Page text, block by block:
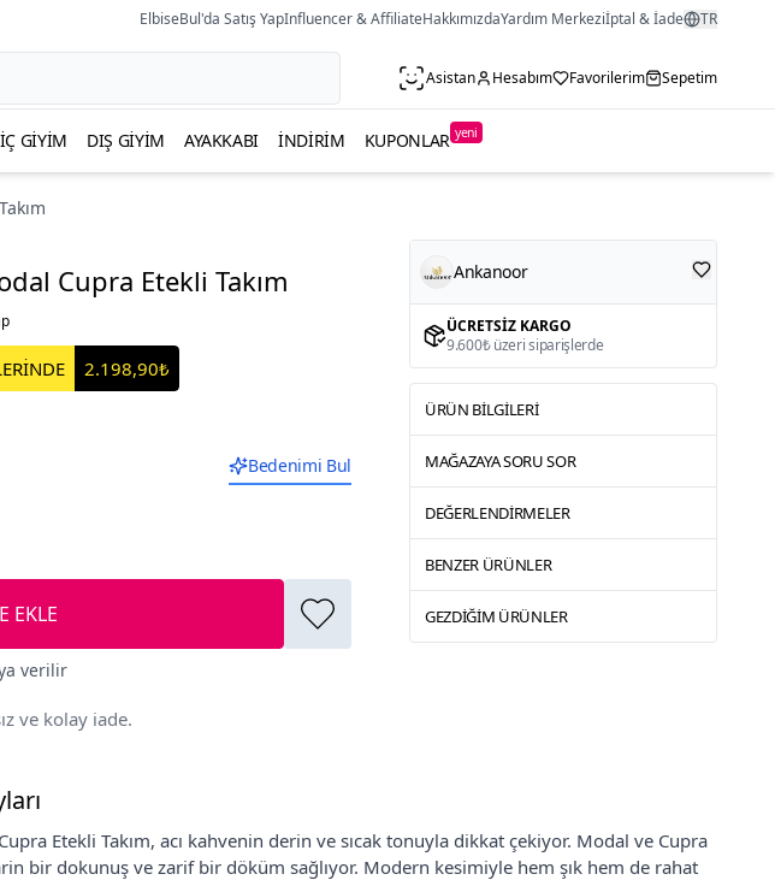
ElbiseBul'da Satış YapInfluencer & AffiliateHakkımızdaYardım Merkeziİptal & İade TR
Asistan Hesabım Favorilerim Sepetim
İÇ GIYIM DIŞ GIYIM AYAKKABI İNDIRIM KUPONLAR yeni
Cupra Etekli Takım
2.198,90₺
Bedenimi Bul
EKLE
verilir
ve kolay iade.
Ankanoor
ÜCRETSIZ KARGO
9.600₺ üzeri siparişlerde
ÜRÜN BILGILERI
MAĞAZAYA SORU SOR
DEĞERLENDIRMELER
BENZER ÜRÜNLER
GEZDIĞIM ÜRÜNLER
Etekli Takım, acı kahvenin derin ve sıcak tonuyla dikkat çekiyor. Modal ve Cupra
bir dokunuş ve zarif bir döküm sağlıyor. Modern kesimiyle hem şık hem de rahat